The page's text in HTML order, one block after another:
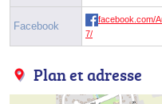
Facebook
facebook.com/
7/
Plan et adresse